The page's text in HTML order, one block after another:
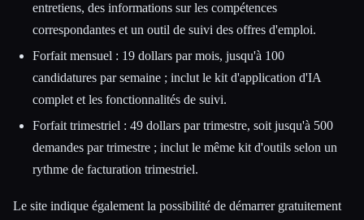
entretiens, des informations sur les compétences
correspondantes et un outil de suivi des offres d'emploi.
Forfait mensuel : 19 dollars par mois, jusqu'à 100
candidatures par semaine ; inclut le kit d'application d'IA
complet et les fonctionnalités de suivi.
Forfait trimestriel : 49 dollars par trimestre, soit jusqu'à 500
demandes par trimestre ; inclut le même kit d'outils selon un
rythme de facturation trimestriel.
Le site indique également la possibilité de démarrer gratuitement